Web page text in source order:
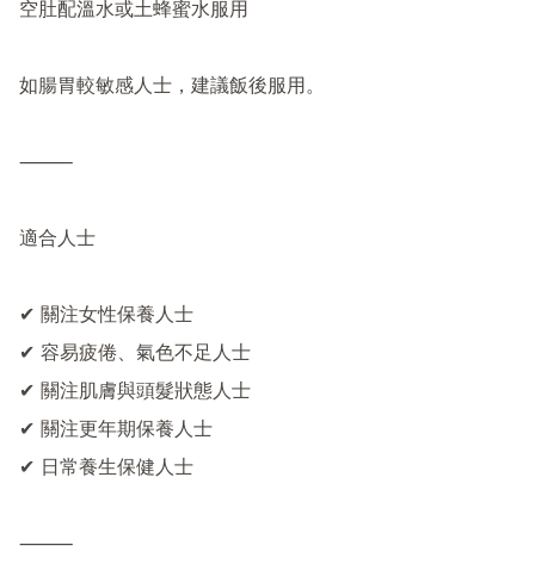
空肚配溫水或土蜂蜜水服用
如腸胃較敏感人士，建議飯後服用。
⸻
適合人士
✔ 關注女性保養人士
✔ 容易疲倦、氣色不足人士
✔ 關注肌膚與頭髮狀態人士
✔ 關注更年期保養人士
✔ 日常養生保健人士
⸻